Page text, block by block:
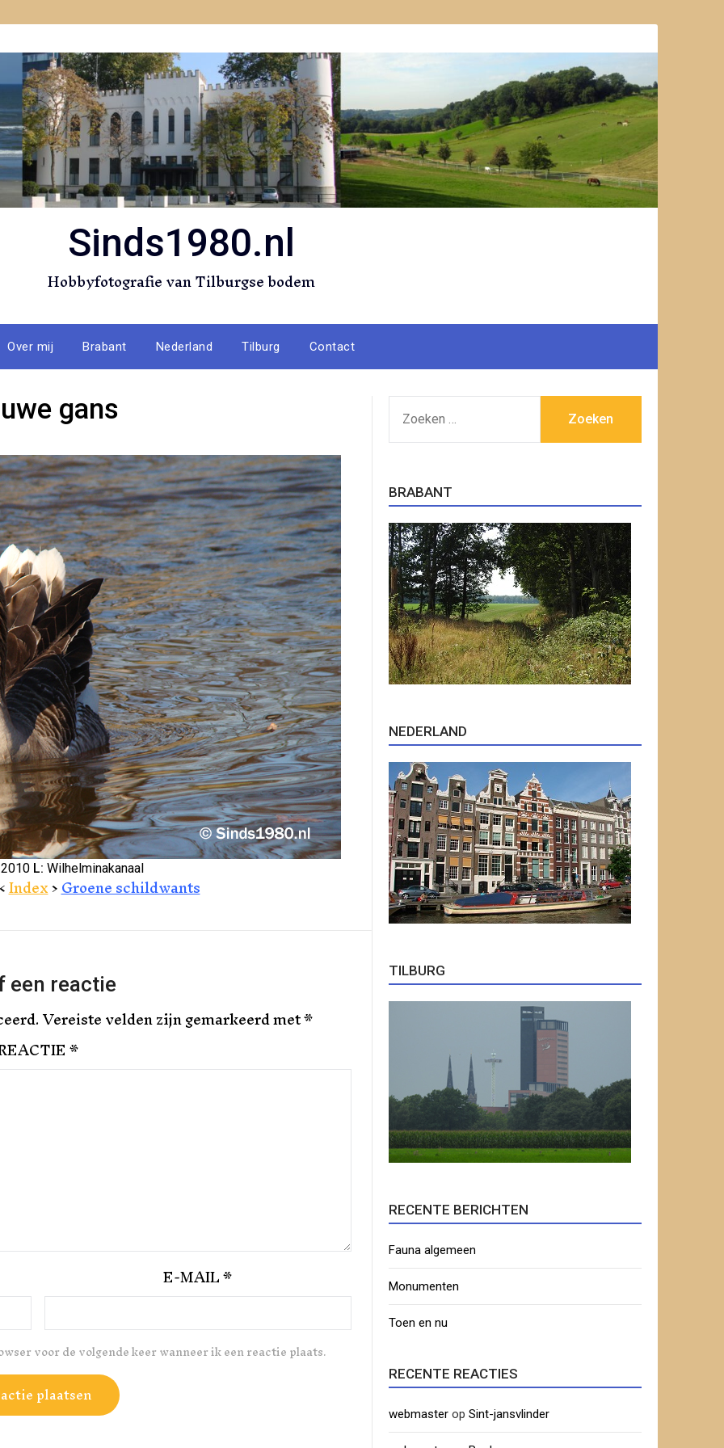
Sinds1980.nl
Hobbyfotografie van Tilburgse bodem
Over mij Brabant Nederland Tilburg Contact
gans
L: Wilhelminakanaal
Index>Groene schildwants
een reactie
Vereiste velden zijn gemarkeerd met*
*
E-MAIL*
voor de volgende keer wanneer ik een reactie plaats.
NAAR:
BRABANT
NEDERLAND
TILBURG
RECENTE BERICHTEN
Fauna algemeen
Monumenten
Toen en nu
RECENTE REACTIES
webmaster op Sint-jansvlinder